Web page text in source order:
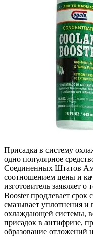
Присадка в систему
одно популярное
Соединенных Штатов
соотношением цены и
изготовитель заявляет
Booster продлевает
смазывает уплотнения и
охлаждающей системы,
присадок в антифризе,
образование отложений